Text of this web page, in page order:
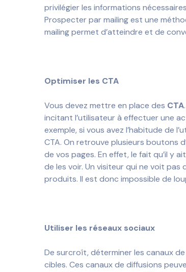
privilégier les informations
Prospecter par mailing est une
mailing permet d’atteindre et de
Optimiser les CTA
Vous devez mettre en place des CTA
incitant l’utilisateur à effectuer une
exemple, si vous avez l’habitude de
CTA. On retrouve plusieurs boutons
de vos pages. En effet, le fait qu’il y
de les voir. Un visiteur qui ne voit
produits. Il est donc impossible de
Utiliser les réseaux sociaux
De surcroît, déterminer les canaux
cibles. Ces canaux de diffusions